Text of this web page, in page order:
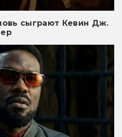
сыграют Кевин Дж.